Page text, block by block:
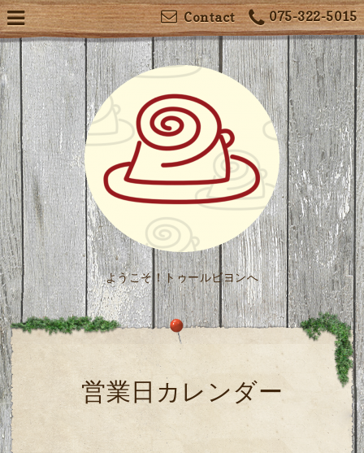
075-322-5015
Contact
ようこそ！トゥールビヨンへ
営業日カレンダー